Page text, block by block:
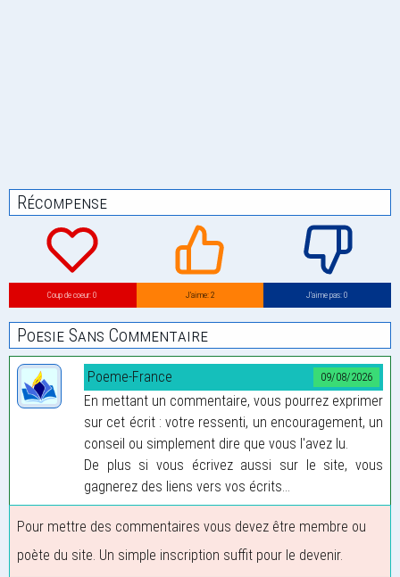
Récompense
Coup de coeur: 0 J’aime: 2 J’aime pas: 0
Poesie Sans Commentaire
09/08/2026
Poeme-France
En mettant un commentaire, vous pourrez exprimer
sur cet écrit : votre ressenti, un encouragement, un
conseil ou simplement dire que vous l'avez lu.
De plus si vous écrivez aussi sur le site, vous
gagnerez des liens vers vos écrits...
Pour mettre des commentaires vous devez être membre ou
poète du site. Un simple inscription suffit pour le devenir.